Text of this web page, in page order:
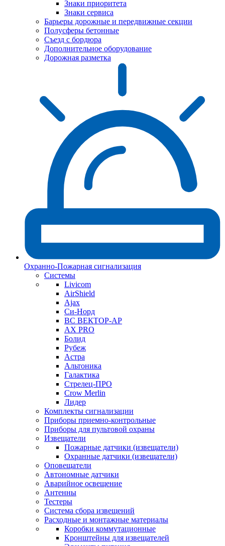
Знаки приоритета
Знаки сервиса
Барьеры дорожные и передвижные секции
Полусферы бетонные
Съезд с бордюра
Дополнительное оборудование
Дорожная разметка
Охранно-Пожарная сигнализация
Системы
Livicom
AirShield
Ajax
Си-Норд
ВС ВЕКТОР-АР
AX PRO
Болид
Рубеж
Астра
Альтоника
Галактика
Стрелец-ПРО
Crow Merlin
Лидер
Комплекты сигнализации
Приборы приемно-контрольные
Приборы для пультовой охраны
Извещатели
Пожарные датчики (извещатели)
Охранные датчики (извещатели)
Оповещатели
Автономные датчики
Аварийное освещение
Антенны
Тестеры
Система сбора извещений
Расходные и монтажные материалы
Коробки коммутационные
Кронштейны для извещателей